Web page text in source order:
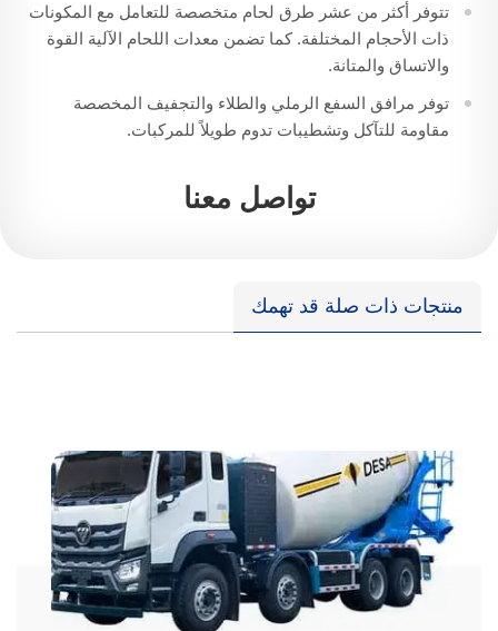
تتوفر أكثر من عشر طرق لحام متخصصة للتعامل مع المكونات
ذات الأحجام المختلفة. كما تضمن معدات اللحام الآلية القوة
والاتساق والمتانة.
توفر مرافق السفع الرملي والطلاء والتجفيف المخصصة
مقاومة للتآكل وتشطيبات تدوم طويلاً للمركبات.
تواصل معنا
منتجات ذات صلة قد تهمك